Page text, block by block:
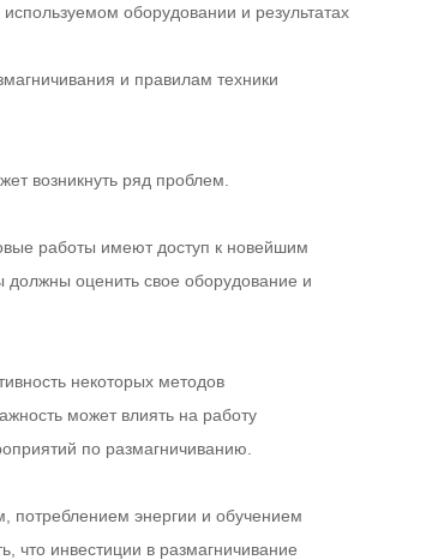
оборудовании и результатах
и правилам техники
возникнуть ряд проблем.
работы имеют доступ к новейшим
оценить свое оборудование и
некоторых методов
может влиять на работу
по размагничиванию.
потреблением энергии и обучением
что инвестиции в размагничивание